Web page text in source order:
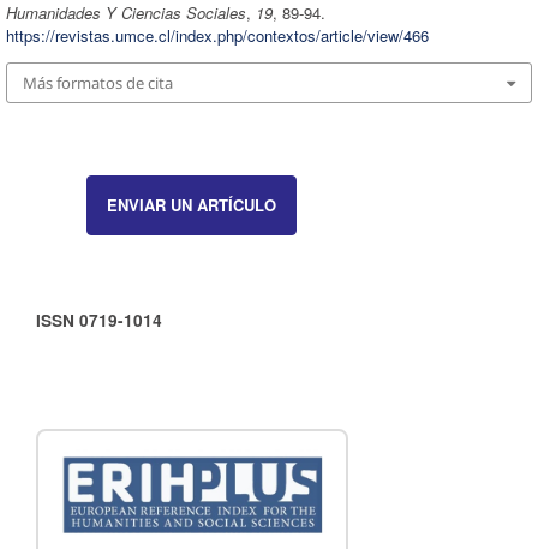
Humanidades Y Ciencias Sociales, 19, 89-94.
https://revistas.umce.cl/index.php/contextos/article/view/466
Más formatos de cita
ENVIAR UN ARTÍCULO
ISSN 0719-1014